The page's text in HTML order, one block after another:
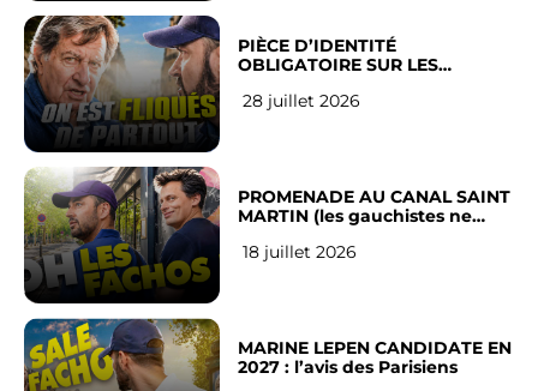
PIÈCE D’IDENTITÉ
OBLIGATOIRE SUR LES
Français
28 juillet 2026
PROMENADE AU CANAL SAINT
MARTIN (les gauchistes ne
18 juillet 2026
MARINE LEPEN CANDIDATE EN
2027 : l’avis des Parisiens